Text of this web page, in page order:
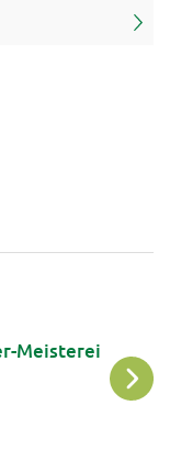
Meisterei